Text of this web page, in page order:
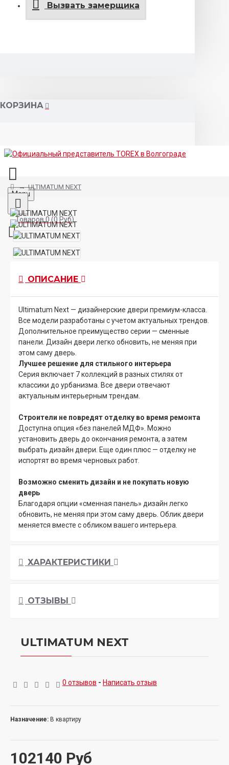
Вызвать замерщика
КОРЗИНА
Menu
Товаров 0 (0 Руб)
ULTIMATUM NEXT
ОПИСАНИЕ
Ultimatum Next — дизайнерские двери премиум-класса.
Все модели разработаны с учетом актуальных трендов.
Дополнительное преимущество серии — сменные
панели. Дизайн двери легко обновить, не меняя при
этом саму дверь.
Лучшее решение для стильного интерьера
Серия включает 7 коллекций в разных стилях от
классики до урбанизма. Все двери отвечают
актуальным интерьерным трендам.
Строители не повредят отделку во время ремонта
Доступна опция «без панелей МДФ». Можно
установить дверь до окончания ремонта, а затем
выбрать дизайн двери. Еще один плюс — отделку не
испортят во время черновых работ.
Возможно сменить дизайн и не покупать новую
дверь
Благодаря опции «сменная панель» дизайн легко
обновить, не меняя при этом саму дверь. Облик двери
меняется вместе с обликом вашего интерьера.
ХАРАКТЕРИСТИКИ
ОТЗЫВЫ
ULTIMATUM NEXT
0 отзывов - Написать отзыв
102140 Руб
Назначение: В квартиру